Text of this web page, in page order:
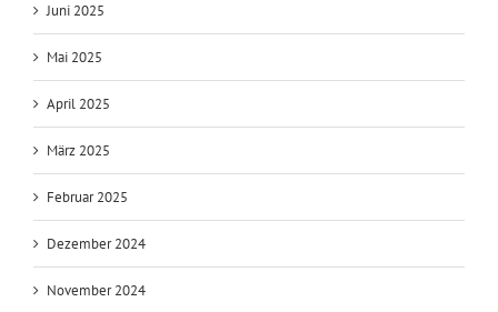
Juni 2025
Mai 2025
April 2025
März 2025
Februar 2025
Dezember 2024
November 2024